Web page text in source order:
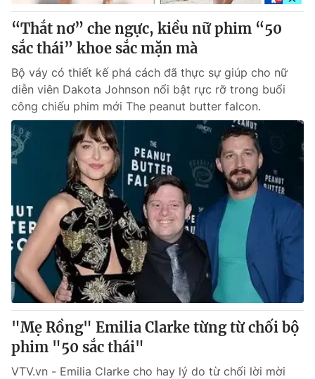
® Cấm sao chép dưới mọi hình thức nếu không có sự chấp
thuận bằng văn bản. Ghi rõ nguồn VTV.vn khi phát hành lại
thông tin từ website này.
“Thắt nơ” che ngực, kiều nữ phim “50
sắc thái” khoe sắc mặn mà
Bộ váy có thiết kế phá cách đã thực sự giúp cho nữ
diễn viên Dakota Johnson nổi bật rực rỡ trong buổi
công chiếu phim mới The peanut butter falcon.
"Mẹ Rồng" Emilia Clarke từng từ chối bộ
phim "50 sắc thái"
VTV.vn - Emilia Clarke cho hay lý do từ chối lời mời